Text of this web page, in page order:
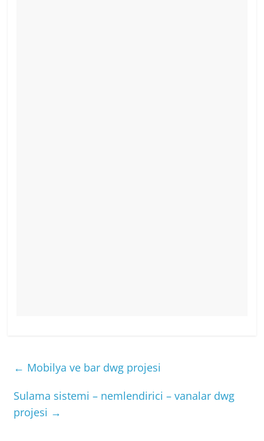
← Mobilya ve bar dwg projesi
Sulama sistemi – nemlendirici – vanalar dwg
projesi →